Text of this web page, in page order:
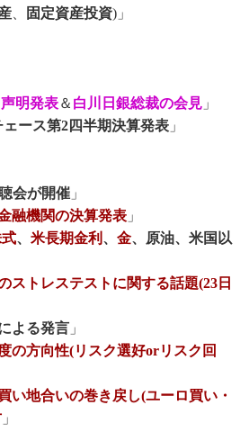
、 固定資産投資)」
声明発表＆ 白川日銀総裁の会見 」
ース第2四半期決算発表 」
会が開催 」
融機関の決算発表 」
、 米長期金利 、 金、原油、米国以
ストレステストに関する話題(23日
よる発言 」
の方向性(リスク選好orリスク回
い地合いの巻き戻し(ユーロ買い・
」